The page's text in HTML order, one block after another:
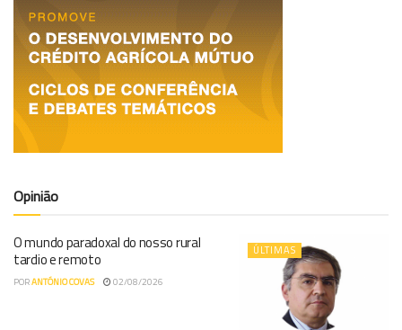
Opinião
ÚLTIMAS
O mundo paradoxal do nosso rural
tardio e remoto
PORANTÓNIO COVAS 02/08/2026